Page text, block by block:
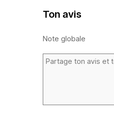
Ton avis
Note globale